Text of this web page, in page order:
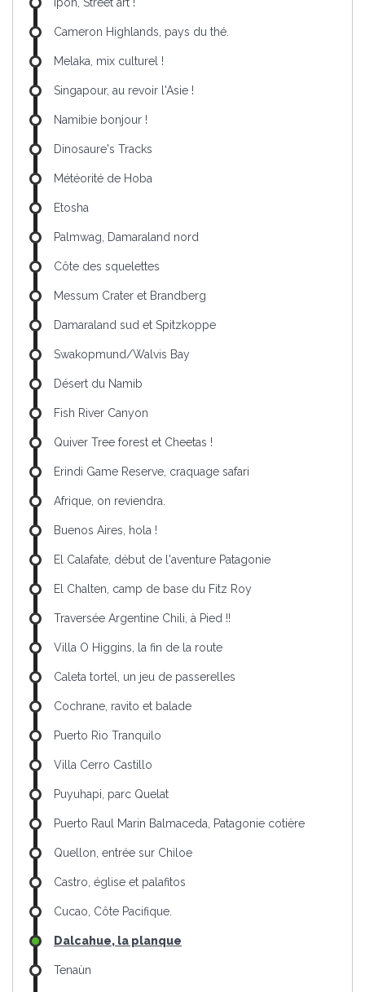
Ipoh, Street art !
Cameron Highlands, pays du thé.
Melaka, mix culturel !
Singapour, au revoir l'Asie !
Namibie bonjour !
Dinosaure's Tracks
Météorité de Hoba
Etosha
Palmwag, Damaraland nord
Côte des squelettes
Messum Crater et Brandberg
Damaraland sud et Spitzkoppe
Swakopmund/Walvis Bay
Désert du Namib
Fish River Canyon
Quiver Tree forest et Cheetas !
Erindi Game Reserve, craquage safari
Afrique, on reviendra.
Buenos Aires, hola !
El Calafate, début de l'aventure Patagonie
El Chalten, camp de base du Fitz Roy
Traversée Argentine Chili, à Pied !!
Villa O Higgins, la fin de la route
Caleta tortel, un jeu de passerelles
Cochrane, ravito et balade
Puerto Rio Tranquilo
Villa Cerro Castillo
Puyuhapi, parc Quelat
Puerto Raul Marin Balmaceda, Patagonie cotière
Quellon, entrée sur Chiloe
Castro, église et palafitos
Cucao, Côte Pacifique.
Dalcahue, la planque
Tenaùn